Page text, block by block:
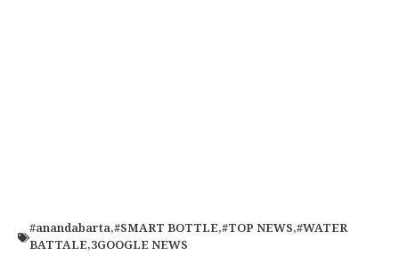
#anandabarta,#SMART BOTTLE,#TOP NEWS,#WATER
BATTALE,3GOOGLE NEWS